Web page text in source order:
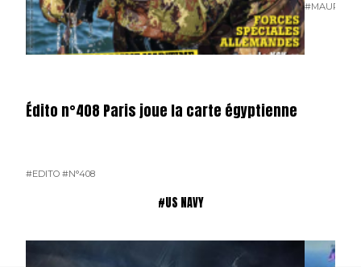
Édito n°408 Paris joue la carte égyptienne
#EDITO #N°408
#US NAVY